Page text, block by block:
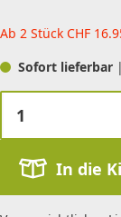
Ab 2 Stück CHF
Sofort lieferbar
In die